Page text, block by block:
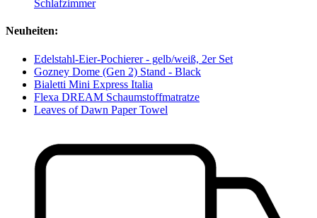
Schlafzimmer
Neuheiten:
Edelstahl-Eier-Pochierer - gelb/weiß, 2er Set
Gozney Dome (Gen 2) Stand - Black
Bialetti Mini Express Italia
Flexa DREAM Schaumstoffmatratze
Leaves of Dawn Paper Towel